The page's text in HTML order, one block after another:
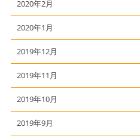
2020年2月
2020年1月
2019年12月
2019年11月
2019年10月
2019年9月